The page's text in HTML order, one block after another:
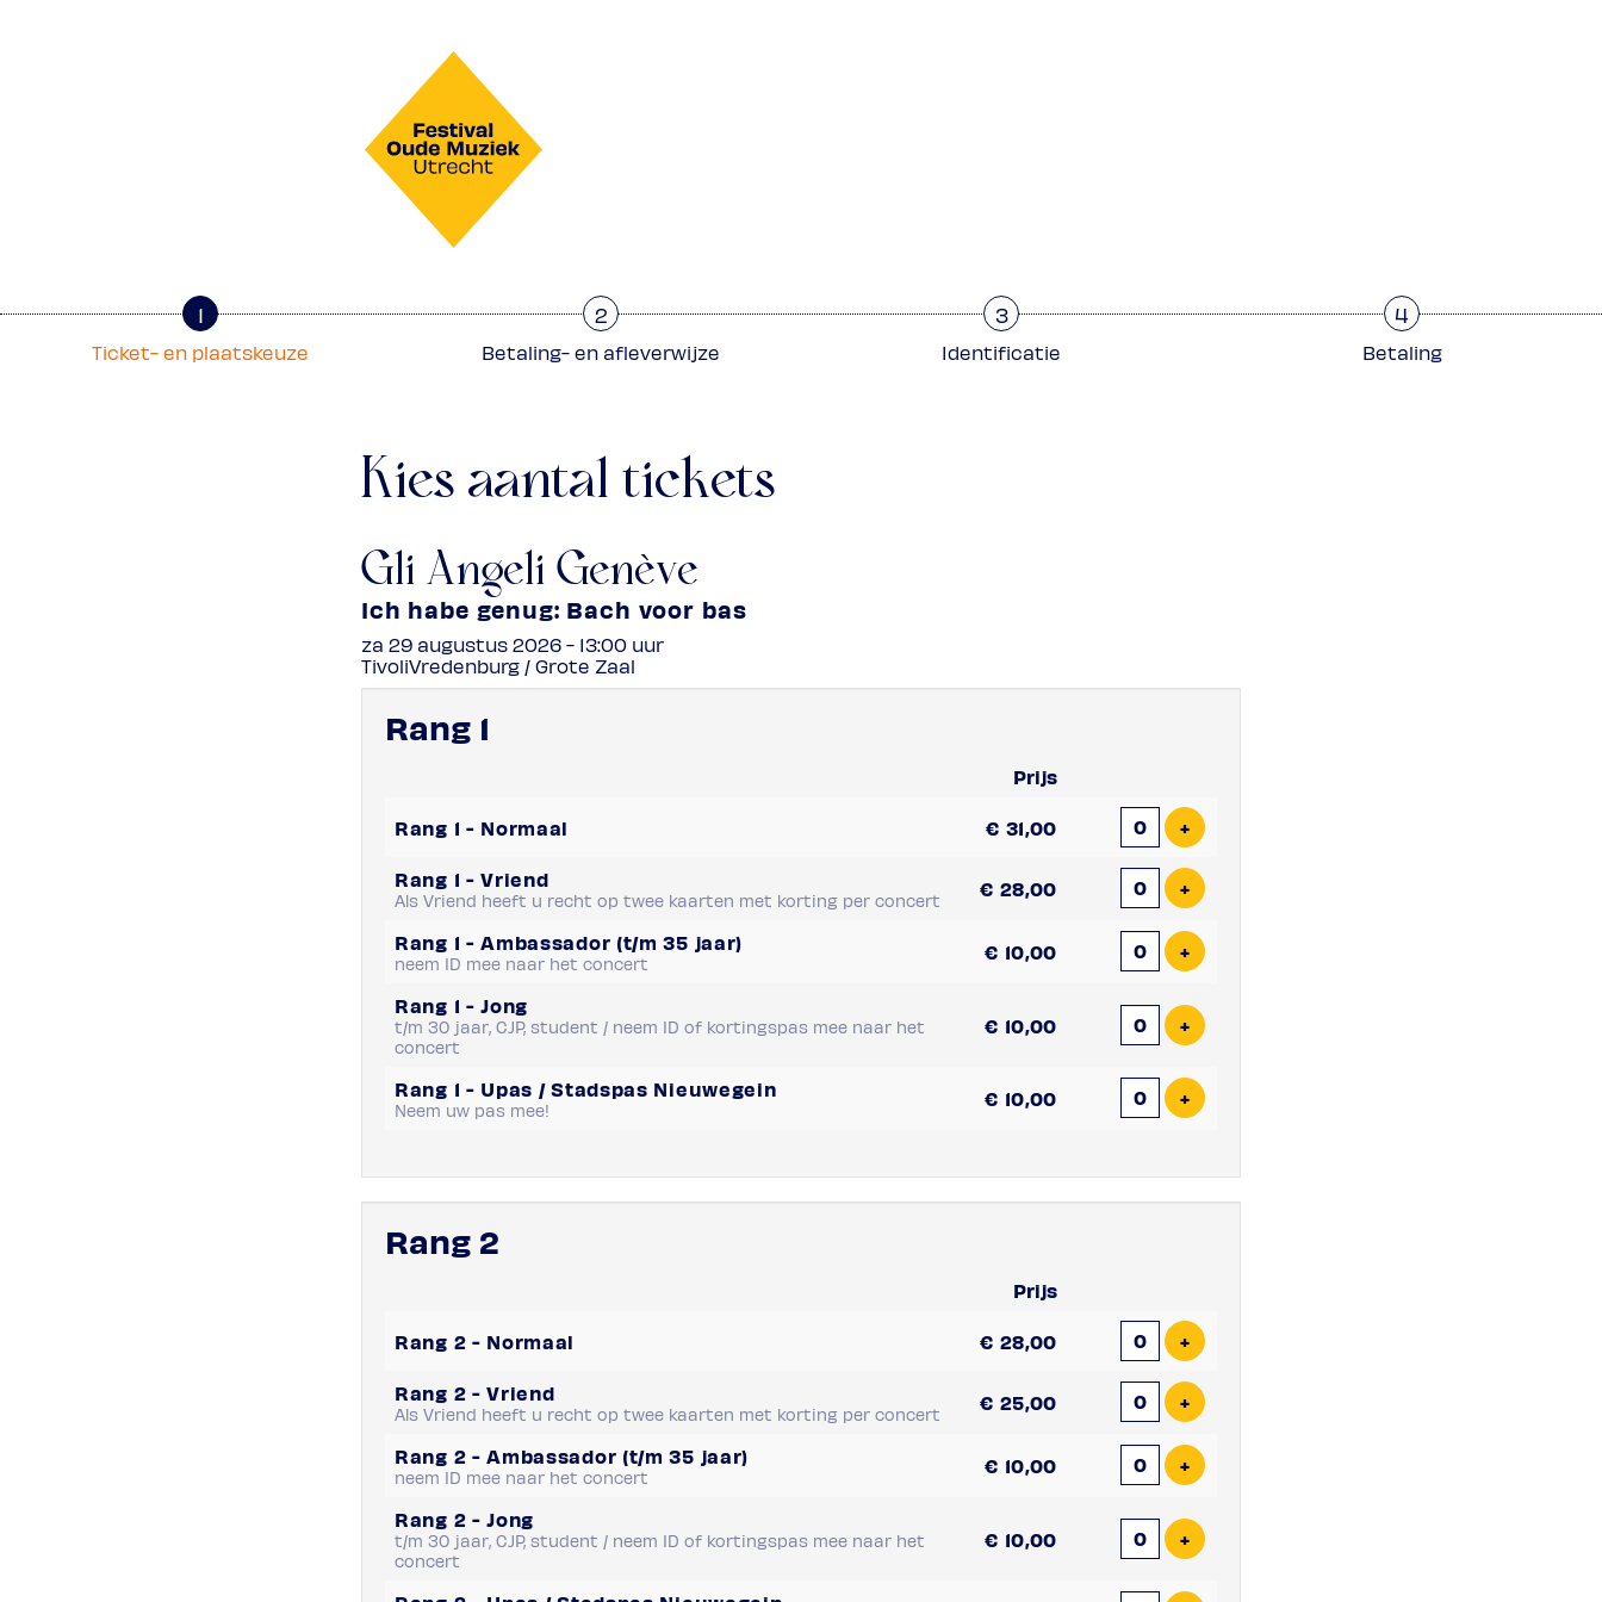
1
Ticket- en plaatskeuze
2
Betaling- en afleverwijze
3
Identificatie
4
Betaling
Kies aantal tickets
Gli Angeli Genève
Ich habe genug: Bach voor bas
za 29 augustus 2026 - 13:00 uur
TivoliVredenburg / Grote Zaal
Rang 1
Prijs
tickets
Rang 1 - Normaal € 31,00 +Voeg ticket toe
Rang 1 - Vriend
Als Vriend heeft u recht op twee kaarten met korting per concert
€ 28,00 +Voeg ticket toe
Rang 1 - Ambassador (t/m 35 jaar)
neem ID mee naar het concert
€ 10,00 +Voeg ticket toe
Rang 1 - Jong
t/m 30 jaar, CJP, student / neem ID of kortingspas mee naar het
concert
€ 10,00 +Voeg ticket toe
Rang 1 - Upas / Stadspas Nieuwegein
Neem uw pas mee!
€ 10,00 +Voeg ticket toe
Rang 2
Prijs
tickets
Rang 2 - Normaal € 28,00 +Voeg ticket toe
Rang 2 - Vriend
Als Vriend heeft u recht op twee kaarten met korting per concert
€ 25,00 +Voeg ticket toe
Rang 2 - Ambassador (t/m 35 jaar)
neem ID mee naar het concert
€ 10,00 +Voeg ticket toe
Rang 2 - Jong
t/m 30 jaar, CJP, student / neem ID of kortingspas mee naar het
concert
€ 10,00 +Voeg ticket toe